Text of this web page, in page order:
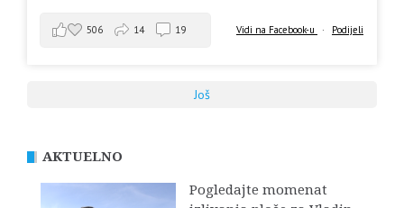
Vidi na Facebook-u · Podijeli
506 14 19
Još
AKTUELNO
Pogledajte momenat